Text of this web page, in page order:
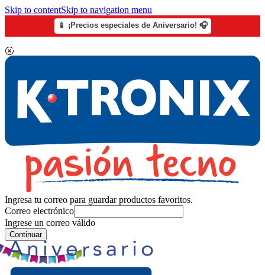
Skip to contentSkip to navigation menu
📱 ¡Precios especiales de Aniversario! 🎧
Ingresa tu correo para guardar productos favoritos.
Correo electrónico
Ingrese un correo válido
Continuar